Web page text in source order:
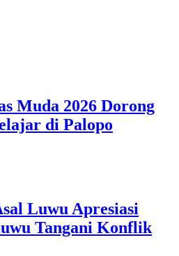
Muda 2026 Dorong
di Palopo
Luwu Apresiasi
Tangani Konflik